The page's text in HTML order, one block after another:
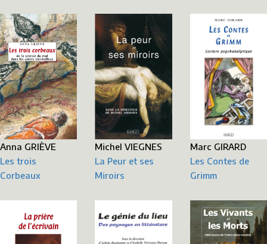
Anna GRIÈVE
Les trois
Corbeaux
Michel VIEGNES
La Peur et ses
Miroirs
Marc GIRARD
Les Contes de
Grimm